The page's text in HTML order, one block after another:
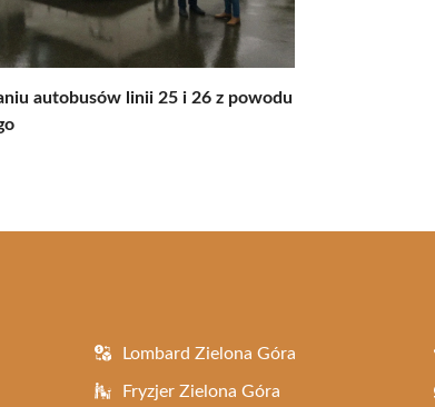
autobusów linii 25 i 26 z powodu
Lombard Zielona Góra
Fryzjer Zielona Góra